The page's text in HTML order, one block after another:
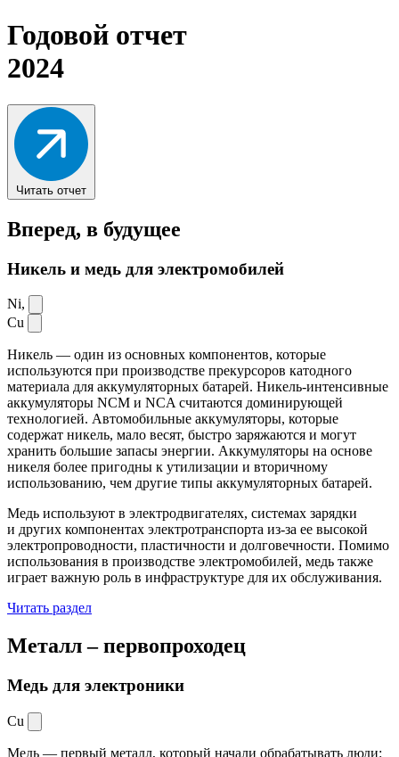
Годовой отчет
2024
Читать отчет
Вперед, в будущее
Никель и медь для электромобилей
Ni,
Cu
Никель — один из основных компонентов, которые
используются при производстве прекурсоров катодного
материала для аккумуляторных батарей. Никель-интенсивные
аккумуляторы NCM и NCA считаются доминирующей
технологией. Автомобильные аккумуляторы, которые
содержат никель, мало весят, быстро заряжаются и могут
хранить большие запасы энергии. Аккумуляторы на основе
никеля более пригодны к утилизации и вторичному
использованию, чем другие типы аккумуляторных батарей.
Медь используют в электродвигателях, системах зарядки
и других компонентах электротранспорта из-за ее высокой
электропроводности, пластичности и долговечности. Помимо
использования в производстве электромобилей, медь также
играет важную роль в инфраструктуре для их обслуживания.
Читать раздел
Металл –первопроходец
Медь для электроники
Cu
Медь — первый металл, который начали обрабатывать люди: